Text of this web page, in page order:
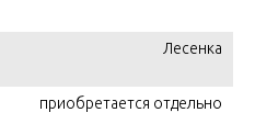
Лесенка
приобретается отдельно